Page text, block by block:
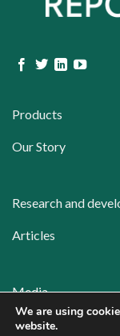
Products
Our Story
Research and
Articles
Media
Contact
We are using
website.